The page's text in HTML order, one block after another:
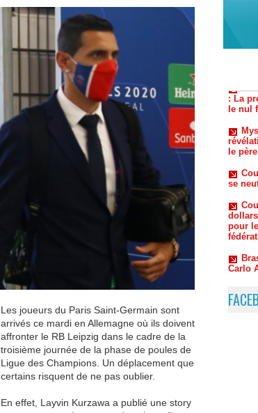
Les joueurs du Paris Saint-Germain sont
arrivés ce mardi en Allemagne où ils doivent
affronter le RB Leipzig dans le cadre de la
troisième journée de la phase de poules de
Ligue des Champions. Un déplacement que
certains risquent de ne pas oublier.
En effet, Layvin Kurzawa a publié une story
le nul
se
Carlo